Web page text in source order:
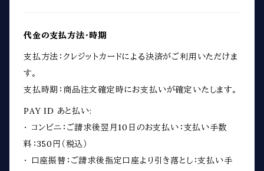
代金の支払方法・時期
支払方法：クレジットカードによる決済がご利用いただけま
す。
支払時期：商品注文確定時にお支払いが確定いたします。
PAY ID あと払い:
・ コンビニ：ご請求後翌月10日のお支払い：支払い手数
料：350円（税込）
・ 口座振替：ご請求後指定口座より引き落とし：支払い手